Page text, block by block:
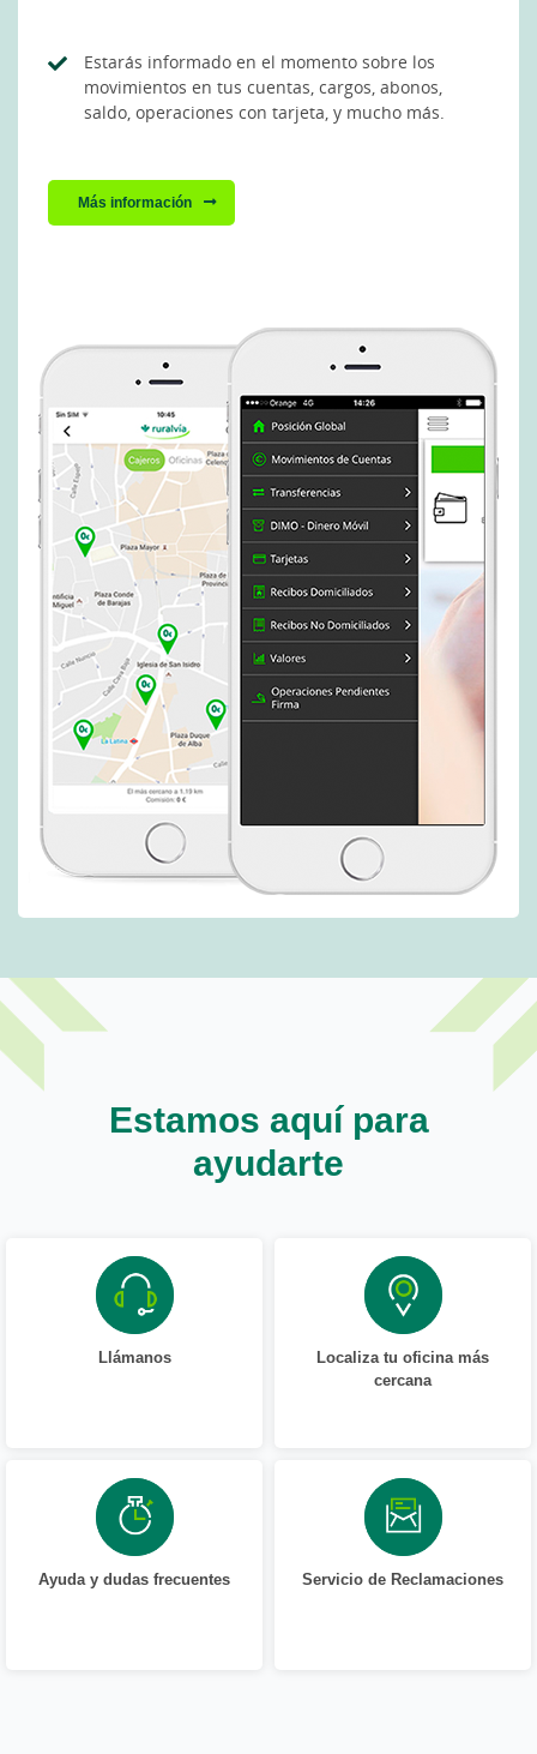
Estarás informado en el momento sobre los
movimientos en tus cuentas, cargos, abonos,
saldo, operaciones con tarjeta, y mucho más.
Más información
Estamos aquí para
ayudarte
Llámanos
Localiza tu oficina más
cercana
Ayuda y dudas frecuentes Servicio de Reclamaciones